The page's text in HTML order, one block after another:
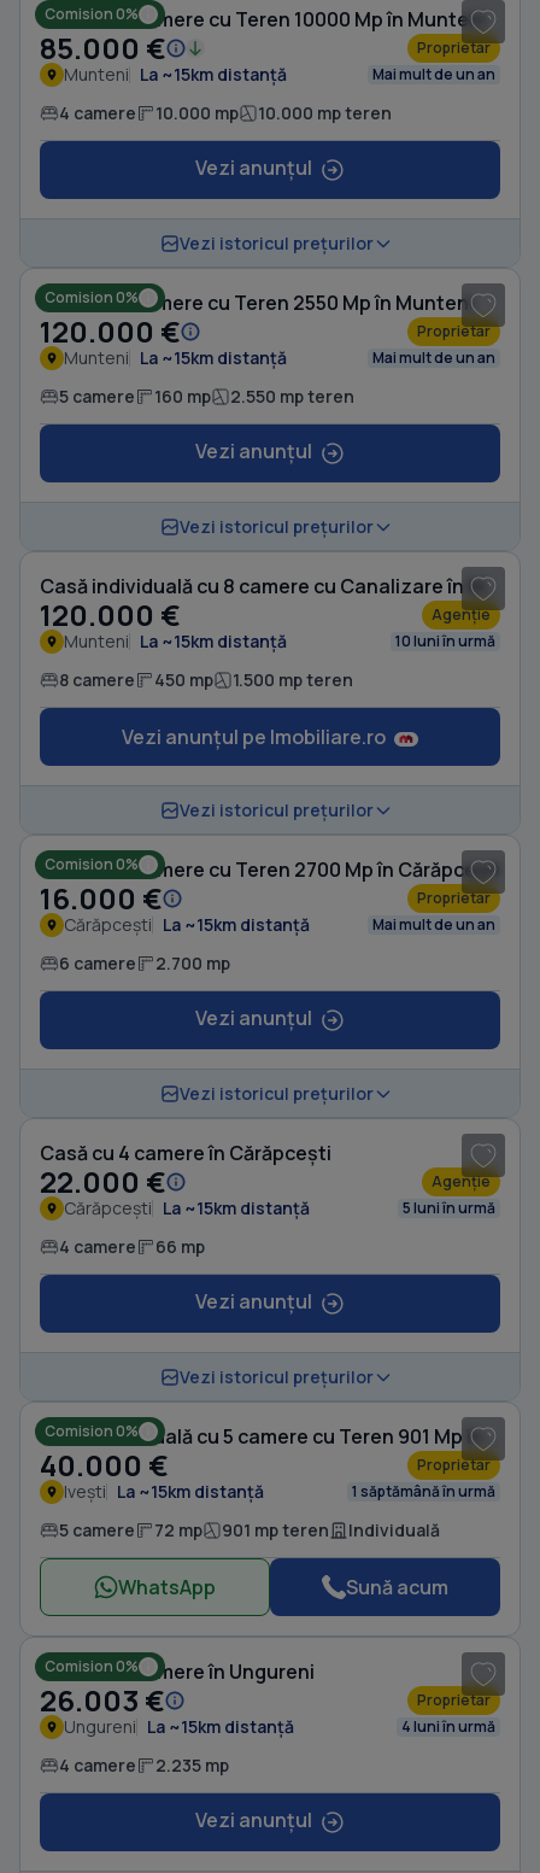
Comision 0%
Casă cu 4 camere cu Teren 10000 Mp în Munteni
85.000 € Proprietar
Munteni La ~15km distanță Mai mult de un an
4 camere 10.000 mp 10.000 mp teren
Vezi anunțul
Vezi istoricul prețurilor
Comision 0%
Casă cu 5 camere cu Teren 2550 Mp în Munteni
120.000 € Proprietar
Munteni La ~15km distanță Mai mult de un an
5 camere 160 mp 2.550 mp teren
Vezi anunțul
Vezi istoricul prețurilor
Casă individuală cu 8 camere cu Canalizare în Munteni
120.000 € Agenție
Munteni La ~15km distanță 10 luni în urmă
8 camere 450 mp 1.500 mp teren
Vezi anunțul pe Imobiliare.ro
Vezi istoricul prețurilor
Comision 0%
Casă cu 6 camere cu Teren 2700 Mp în Cărăpcești
16.000 € Proprietar
Cărăpcești La ~15km distanță Mai mult de un an
6 camere 2.700 mp
Vezi anunțul
Vezi istoricul prețurilor
Casă cu 4 camere în Cărăpcești
22.000 € Agenție
Cărăpcești La ~15km distanță 5 luni în urmă
4 camere 66 mp
Vezi anunțul
Vezi istoricul prețurilor
Comision 0% Casă individuală cu 5 camere cu Teren 901 Mp în Ivești
40.000 € Proprietar
Ivești La ~15km distanță 1 săptămână în urmă
5 camere 72 mp 901 mp teren Individuală
WhatsApp Sună acum
Comision 0%
Casă cu 4 camere în Ungureni
26.003 € Proprietar
Ungureni La ~15km distanță 4 luni în urmă
4 camere 2.235 mp
Vezi anunțul